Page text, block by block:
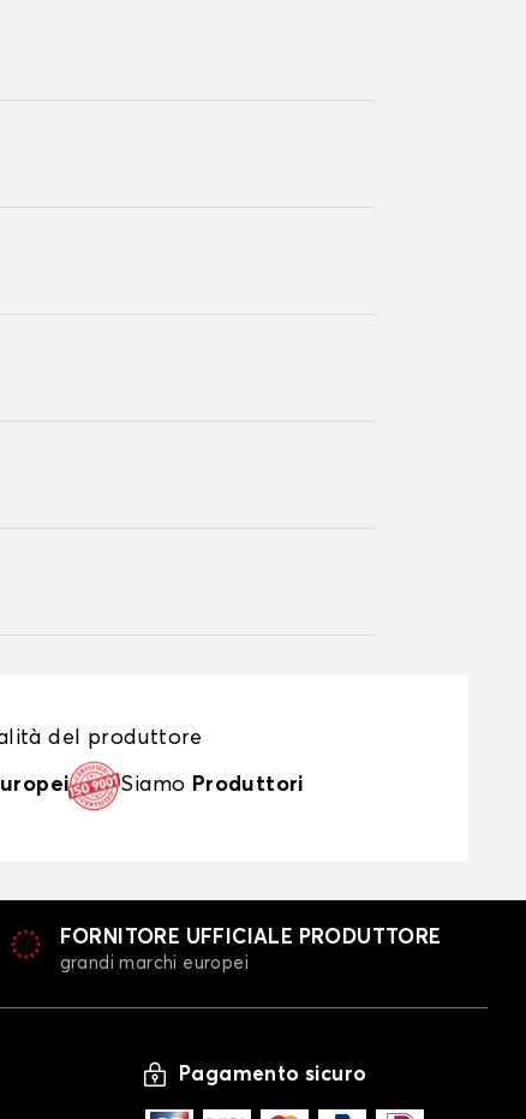
del produttore
Siamo Produttori
FORNITORE UFFICIALE PRODUTTORE
grandi marchi europei
Pagamento sicuro